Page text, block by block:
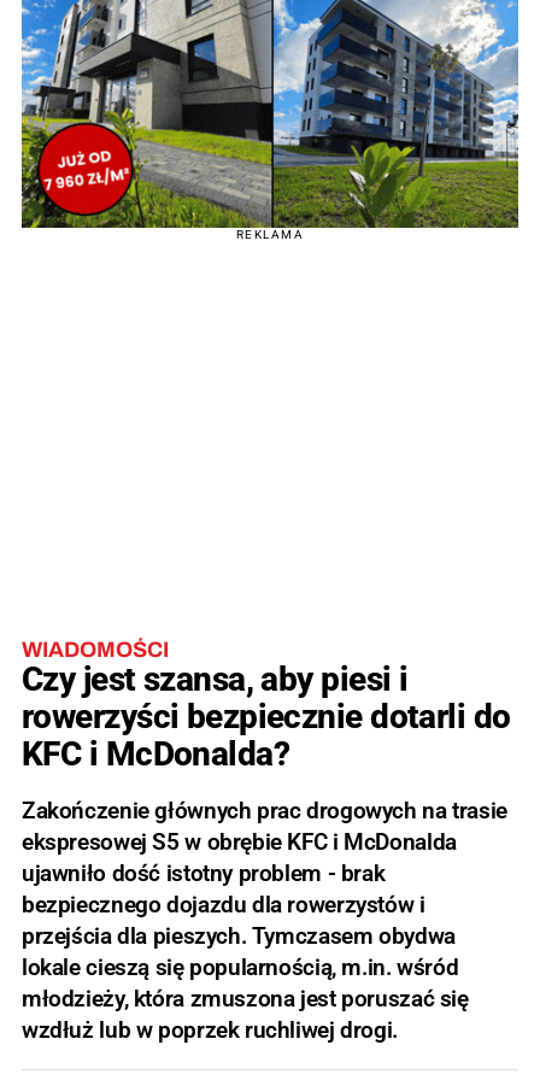
REKLAMA
WIADOMOŚCI
Czy jest szansa, aby piesi i
rowerzyści bezpiecznie dotarli do
KFC i McDonalda?
Zakończenie głównych prac drogowych na trasie
ekspresowej S5 w obrębie KFC i McDonalda
ujawniło dość istotny problem - brak
bezpiecznego dojazdu dla rowerzystów i
przejścia dla pieszych. Tymczasem obydwa
lokale cieszą się popularnością, m.in. wśród
młodzieży, która zmuszona jest poruszać się
wzdłuż lub w poprzek ruchliwej drogi.